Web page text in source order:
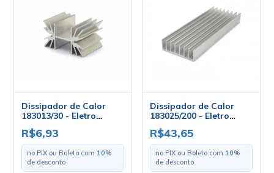
Dissipador de Calor
183013/30 - Eletro
Service
R$6,93
no PIX ou Boleto com 10%
de desconto
Dissipador de Calor
183025/200 - Eletro
Service
R$43,65
no PIX ou Boleto com 10%
de desconto